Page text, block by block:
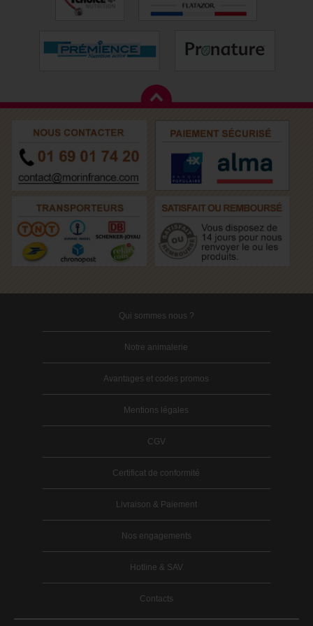
Qui sommes nous ?
Notre animalerie
Avantages et codes promos
Mentions légales
CGV
Certificat de conformité
Livraison & Paiement
Nos engagements
Hotline & SAV
Contacts